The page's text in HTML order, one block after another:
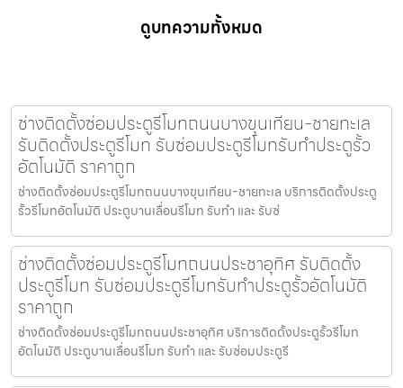
ดูบทความทั้งหมด
ช่างติดตั้งซ่อมประตูรีโมทถนนบางขุนเทียน-ชายทะเล
รับติดตั้งประตูรีโมท รับซ่อมประตูรีโมทรับทำประตูรั้ว
อัตโนมัติ ราคาถูก
ช่างติดตั้งซ่อมประตูรีโมทถนนบางขุนเทียน-ชายทะเล บริการติดตั้งประตู
รั้วรีโมทอัตโนมัติ ประตูบานเลื่อนรีโมท รับทำ และ รับซ่
ช่างติดตั้งซ่อมประตูรีโมทถนนประชาอุทิศ รับติดตั้ง
ประตูรีโมท รับซ่อมประตูรีโมทรับทำประตูรั้วอัตโนมัติ
ราคาถูก
ช่างติดตั้งซ่อมประตูรีโมทถนนประชาอุทิศ บริการติดตั้งประตูรั้วรีโมท
อัตโนมัติ ประตูบานเลื่อนรีโมท รับทำ และ รับซ่อมประตูรี